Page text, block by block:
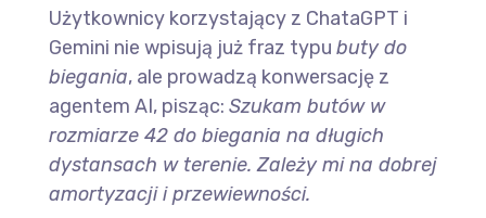
Użytkownicy korzystający z ChataGPT i
Gemini nie wpisują już fraz typu buty do
biegania, ale prowadzą konwersację z
agentem AI, pisząc: Szukam butów w
rozmiarze 42 do biegania na długich
dystansach w terenie. Zależy mi na dobrej
amortyzacji i przewiewności.